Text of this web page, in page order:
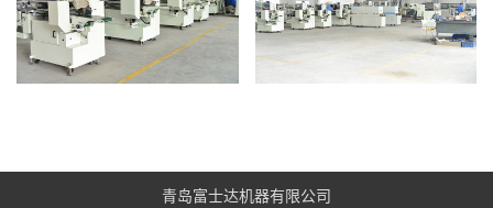
青岛富士达机器有限公司